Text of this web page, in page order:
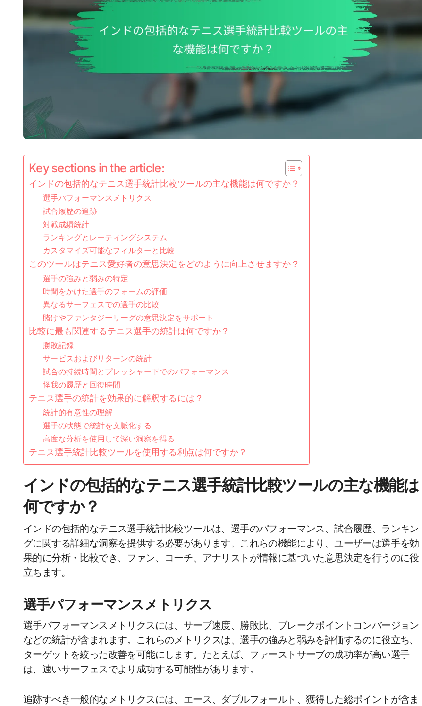
Key sections in the article:
インドの包括的なテニス選手統計比較ツールの主な機能は何ですか？
選手パフォーマンスメトリクス
試合履歴の追跡
対戦成績統計
ランキングとレーティングシステム
カスタマイズ可能なフィルターと比較
このツールはテニス愛好者の意思決定をどのように向上させますか？
選手の強みと弱みの特定
時間をかけた選手のフォームの評価
異なるサーフェスでの選手の比較
賭けやファンタジーリーグの意思決定をサポート
比較に最も関連するテニス選手の統計は何ですか？
勝敗記録
サービスおよびリターンの統計
試合の持続時間とプレッシャー下でのパフォーマンス
怪我の履歴と回復時間
テニス選手の統計を効果的に解釈するには？
統計的有意性の理解
選手の状態で統計を文脈化する
高度な分析を使用して深い洞察を得る
テニス選手統計比較ツールを使用する利点は何ですか？
インドの包括的なテニス選手統計比較ツールの主な機能は
何ですか？
インドの包括的なテニス選手統計比較ツールは、選手のパフォーマンス、試合履歴、ランキン
グに関する詳細な洞察を提供する必要があります。これらの機能により、ユーザーは選手を効
果的に分析・比較でき、ファン、コーチ、アナリストが情報に基づいた意思決定を行うのに役
立ちます。
選手パフォーマンスメトリクス
選手パフォーマンスメトリクスには、サーブ速度、勝敗比、ブレークポイントコンバージョン
などの統計が含まれます。これらのメトリクスは、選手の強みと弱みを評価するのに役立ち、
ターゲットを絞った改善を可能にします。たとえば、ファーストサーブの成功率が高い選手
は、速いサーフェスでより成功する可能性があります。
追跡すべき一般的なメトリクスには、エース、ダブルフォールト、獲得した総ポイントが含ま